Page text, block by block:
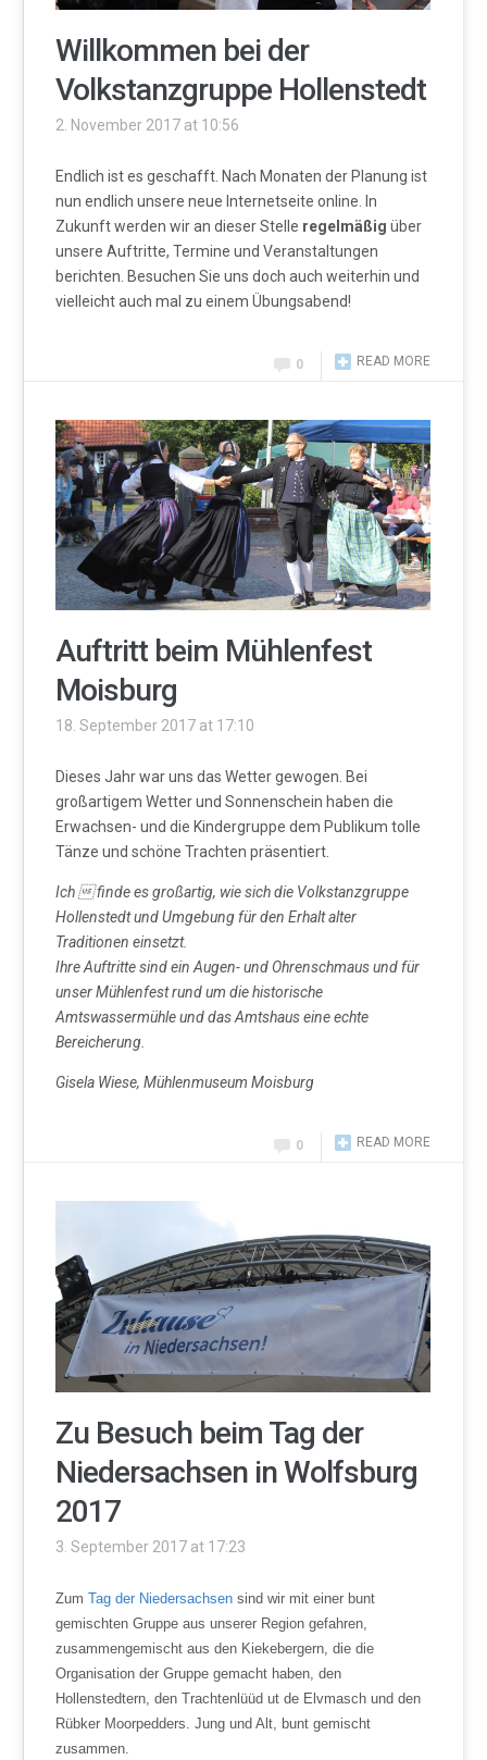
Willkommen bei der
Volkstanzgruppe Hollenstedt
2. November 2017 at 10:56
Endlich ist es geschafft. Nach Monaten der Planung ist
nun endlich unsere neue Internetseite online. In
Zukunft werden wir an dieser Stelle regelmäßig über
unsere Auftritte, Termine und Veranstaltungen
berichten. Besuchen Sie uns doch auch weiterhin und
vielleicht auch mal zu einem Übungsabend!
READ MORE
0
Auftritt beim Mühlenfest
Moisburg
18. September 2017 at 17:10
Dieses Jahr war uns das Wetter gewogen. Bei
großartigem Wetter und Sonnenschein haben die
Erwachsen- und die Kindergruppe dem Publikum tolle
Tänze und schöne Trachten präsentiert.
Ich  finde es großartig, wie sich die Volkstanzgruppe
Hollenstedt und Umgebung für den Erhalt alter
Traditionen einsetzt.
Ihre Auftritte sind ein Augen- und Ohrenschmaus und für
unser Mühlenfest rund um die historische
Amtswassermühle und dasAmtshaus eine echte
Bereicherung.
Gisela Wiese, Mühlenmuseum Moisburg
READ MORE
0
Zu Besuch beim Tag der
Niedersachsen in Wolfsburg
2017
3. September 2017 at 17:23
ZumTag der Niedersachsen sind wir mit einer bunt
gemischten Gruppe aus unserer Region gefahren,
zusammengemischt aus den Kiekebergern, die die
Organisation der Gruppe gemacht haben, den
Hollenstedtern, den Trachtenlüüd ut de Elvmasch und den
Rübker Moorpedders. Jung und Alt, bunt gemischt
zusammen.